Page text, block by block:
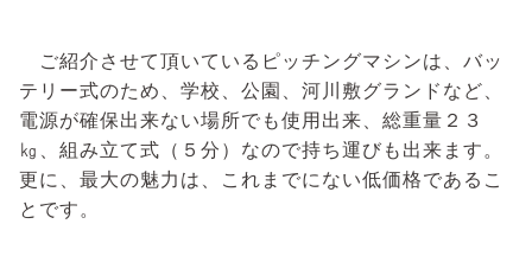
ご紹介させて頂いているピッチングマシンは、バッ
テリー式のため、学校、公園、河川敷グランドなど、
電源が確保出来ない場所でも使用出来、総重量２３
㎏、組み立て式（５分）なので持ち運びも出来ます。
更に、最大の魅力は、これまでにない低価格であるこ
とです。